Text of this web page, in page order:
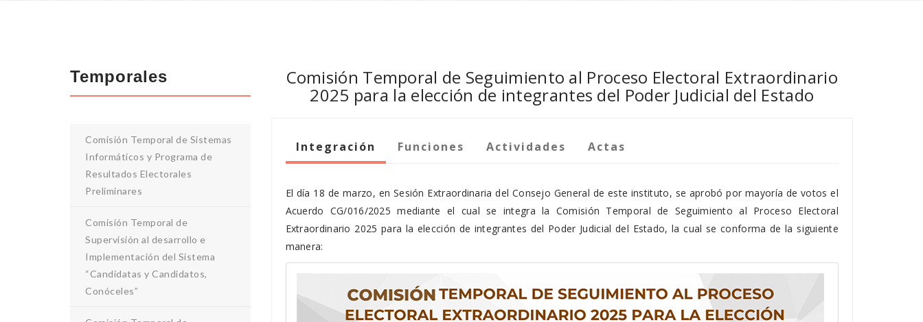
Temporales
Comisión Temporal de Sistemas
Informáticos y Programa de
Resultados Electorales
Preliminares
Comisión Temporal de
Supervisión al desarrollo e
Implementación del Sistema
“Candidatas y Candidatos,
Conóceles”
Comisión Temporal de Seguimiento al Proceso Electoral Extraordinario
2025 para la elección de integrantes del Poder Judicial del Estado
Integración Funciones Actividades Actas
El día 18 de marzo, en Sesión Extraordinaria del Consejo General de este instituto, se aprobó por mayoría de votos el
Acuerdo CG/016/2025 mediante el cual se integra la Comisión Temporal de Seguimiento al Proceso Electoral
Extraordinario 2025 para la elección de integrantes del Poder Judicial del Estado, la cual se conforma de la siguiente
manera: